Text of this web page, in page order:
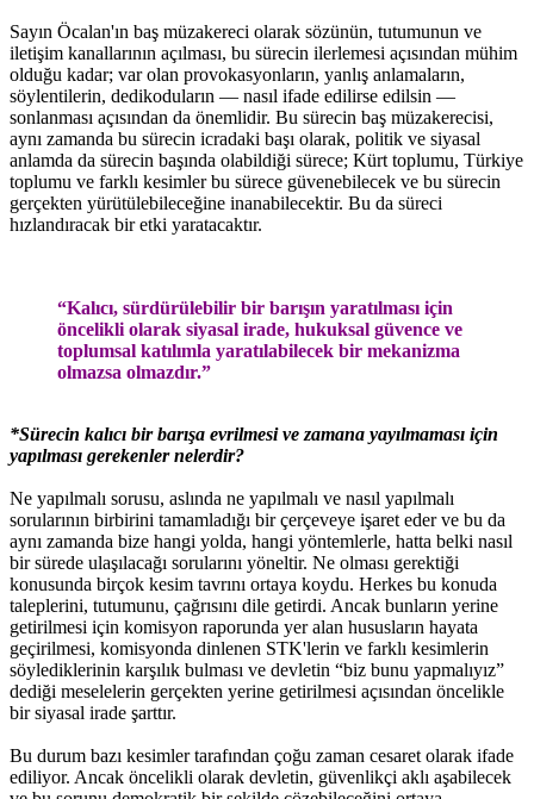
Sayın Öcalan'ın baş müzakereci olarak sözünün, tutumunun ve
iletişim kanallarının açılması, bu sürecin ilerlemesi açısından mühim
olduğu kadar; var olan provokasyonların, yanlış anlamaların,
söylentilerin, dedikoduların — nasıl ifade edilirse edilsin —
sonlanması açısından da önemlidir. Bu sürecin baş müzakerecisi,
aynı zamanda bu sürecin icradaki başı olarak, politik ve siyasal
anlamda da sürecin başında olabildiği sürece; Kürt toplumu, Türkiye
toplumu ve farklı kesimler bu sürece güvenebilecek ve bu sürecin
gerçekten yürütülebileceğine inanabilecektir. Bu da süreci
hızlandıracak bir etki yaratacaktır.
“Kalıcı, sürdürülebilir bir barışın yaratılması için
öncelikli olarak siyasal irade, hukuksal güvence ve
toplumsal katılımla yaratılabilecek bir mekanizma
olmazsa olmazdır.”
*Sürecin kalıcı bir barışa evrilmesi ve zamana yayılmaması için
yapılması gerekenler nelerdir?
Ne yapılmalı sorusu, aslında ne yapılmalı ve nasıl yapılmalı
sorularının birbirini tamamladığı bir çerçeveye işaret eder ve bu da
aynı zamanda bize hangi yolda, hangi yöntemlerle, hatta belki nasıl
bir sürede ulaşılacağı sorularını yöneltir. Ne olması gerektiği
konusunda birçok kesim tavrını ortaya koydu. Herkes bu konuda
taleplerini, tutumunu, çağrısını dile getirdi. Ancak bunların yerine
getirilmesi için komisyon raporunda yer alan hususların hayata
geçirilmesi, komisyonda dinlenen STK'lerin ve farklı kesimlerin
söylediklerinin karşılık bulması ve devletin “biz bunu yapmalıyız”
dediği meselelerin gerçekten yerine getirilmesi açısından öncelikle
bir siyasal irade şarttır.
Bu durum bazı kesimler tarafından çoğu zaman cesaret olarak ifade
ediliyor. Ancak öncelikli olarak devletin, güvenlikçi aklı aşabilecek